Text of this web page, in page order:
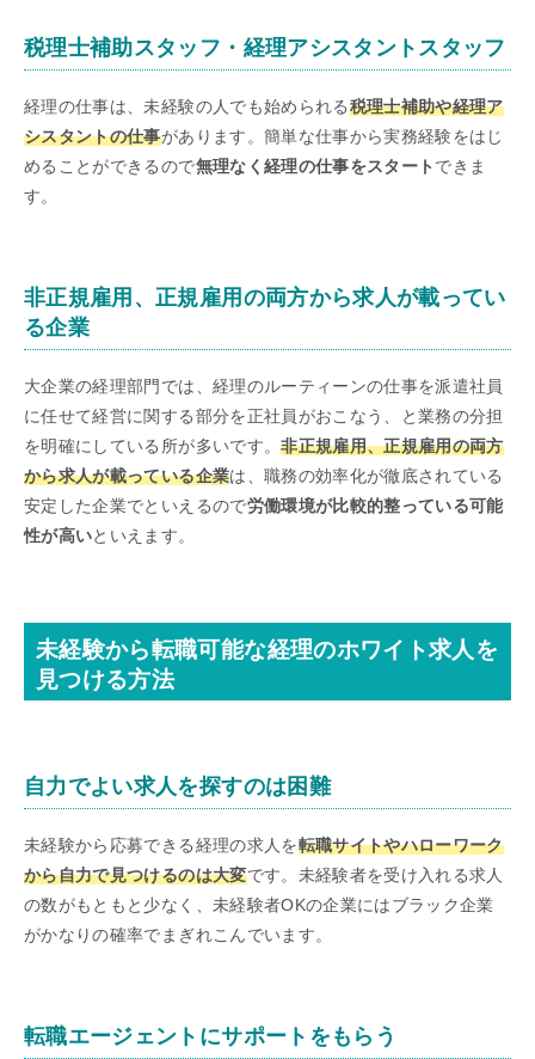
税理士補助スタッフ・経理アシスタントスタッフ
経理の仕事は、未経験の人でも始められる税理士補助や経理ア
シスタントの仕事があります。簡単な仕事から実務経験をはじ
めることができるので無理なく経理の仕事をスタート できま
す。
非正規雇用、正規雇用の両方から求人が載ってい
る企業
大企業の経理部門では、経理のルーティーンの仕事を派遣社員
に任せて経営に関する部分を正社員がおこなう、と業務の分担
を明確にしている所が多いです。非正規雇用、正規雇用の両方
から求人が載っている企業は、職務の効率化が徹底されている
安定した企業でといえるので労働環境が比較的整っている可能
性が高いといえます。
未経験から転職可能な経理のホワイト求人を
見つける方法
自力でよい求人を探すのは困難
未経験から応募できる経理の求人を転職サイトやハローワーク
から自力で見つけるのは大変です。未経験者を受け入れる求人
の数がもともと少なく、未経験者OKの企業にはブラック企業
がかなりの確率でまぎれこんでいます。
転職エージェントにサポートをもらう